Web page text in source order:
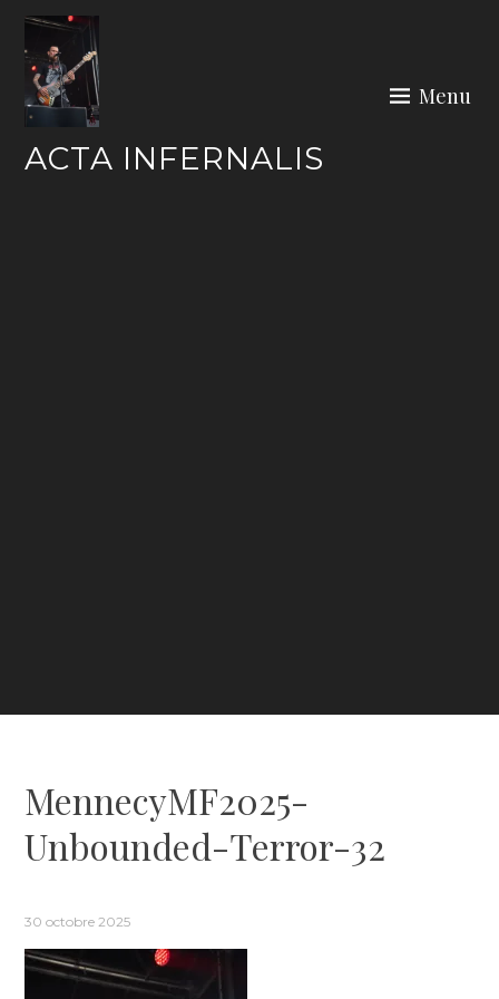
Skip
content
ACTA INFERNALIS
Menu
MennecyMF2025-
Unbounded-Terror-32
30 octobre 2025